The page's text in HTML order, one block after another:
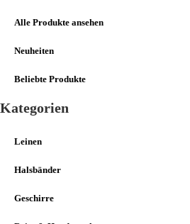
Alle Produkte ansehen
Neuheiten
Beliebte Produkte
Kategorien
Leinen
Halsbänder
Geschirre